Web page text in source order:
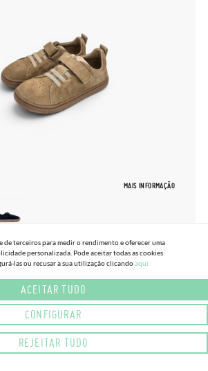
MAIS INFORMAÇÃO
33
CAMURÇA
de terceiros para medir o rendimento e oferecer uma
personalizada. Pode aceitar todas as cookies
las ou recusar a sua utilização clicandoaqui.
ACEITAR TUDO
CONFIGURAR
REJEITAR TUDO